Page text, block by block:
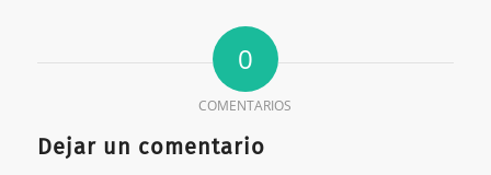
0
COMENTARIOS
Dejar un comentario